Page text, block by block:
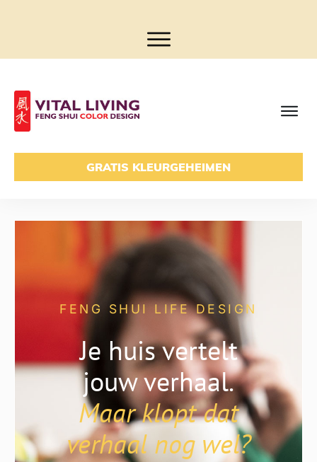
GRATIS KLEURGEHEIMEN
FENG SHUI LIFE DESIGN
Je huis vertelt
jouw verhaal.
Maar klopt dat
verhaal nog wel?